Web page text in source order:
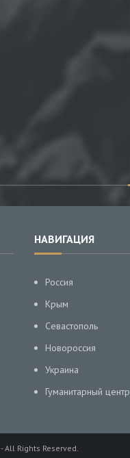
НАВИГАЦИЯ
Россия
Крым
Севастополь
Новороссия
Украина
Гуманитарный центр
- All Rights Reserved.